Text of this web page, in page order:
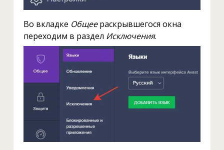
Во вкладке Общеераскрывшегося окна
переходим в раздел Исключения.